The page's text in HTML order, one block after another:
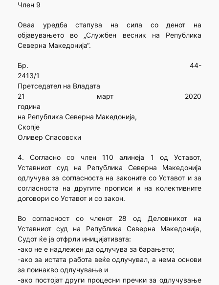
Член 9
Оваа уредба стапува на сила со денот на
објавувањето во „Службен весник на Република
Северна Македонија“.
Бр. 44-
Претседател на Владата
21 март 2020
на Република Северна Македонија,
Оливер Спасовски
4. Согласно со член 110 алинеја 1 од Уставот,
Уставниот суд на Република Северна Македонија
одлучува за согласноста на законите со Уставот и за
согласноста на другите прописи и на колективните
договори со Уставот и со закон.
Во согласност со членот 28 од Деловникот на
Уставниот суд на Република Северна Македонија,
Судот ќе ја отфрли иницијативата:
-ако не е надлежен да одлучува за барањето;
-ако за истата работа веќе одлучувал, а нема основи
за поинакво одлучување и
-ако постојат други процесни пречки за одлучување